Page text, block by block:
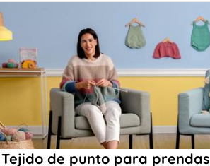
Tejido de punto para prendas